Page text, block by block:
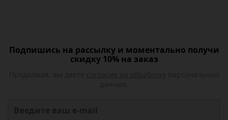
Подпишись на рассылку и моментально получи
скидку 10% на заказ